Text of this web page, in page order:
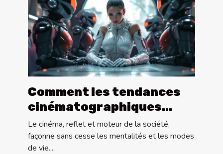
Comment les tendances
cinématographiques
influencent-elles la
société moderne ?
Le cinéma, reflet et moteur de la société,
façonne sans cesse les mentalités et les modes
de vie....